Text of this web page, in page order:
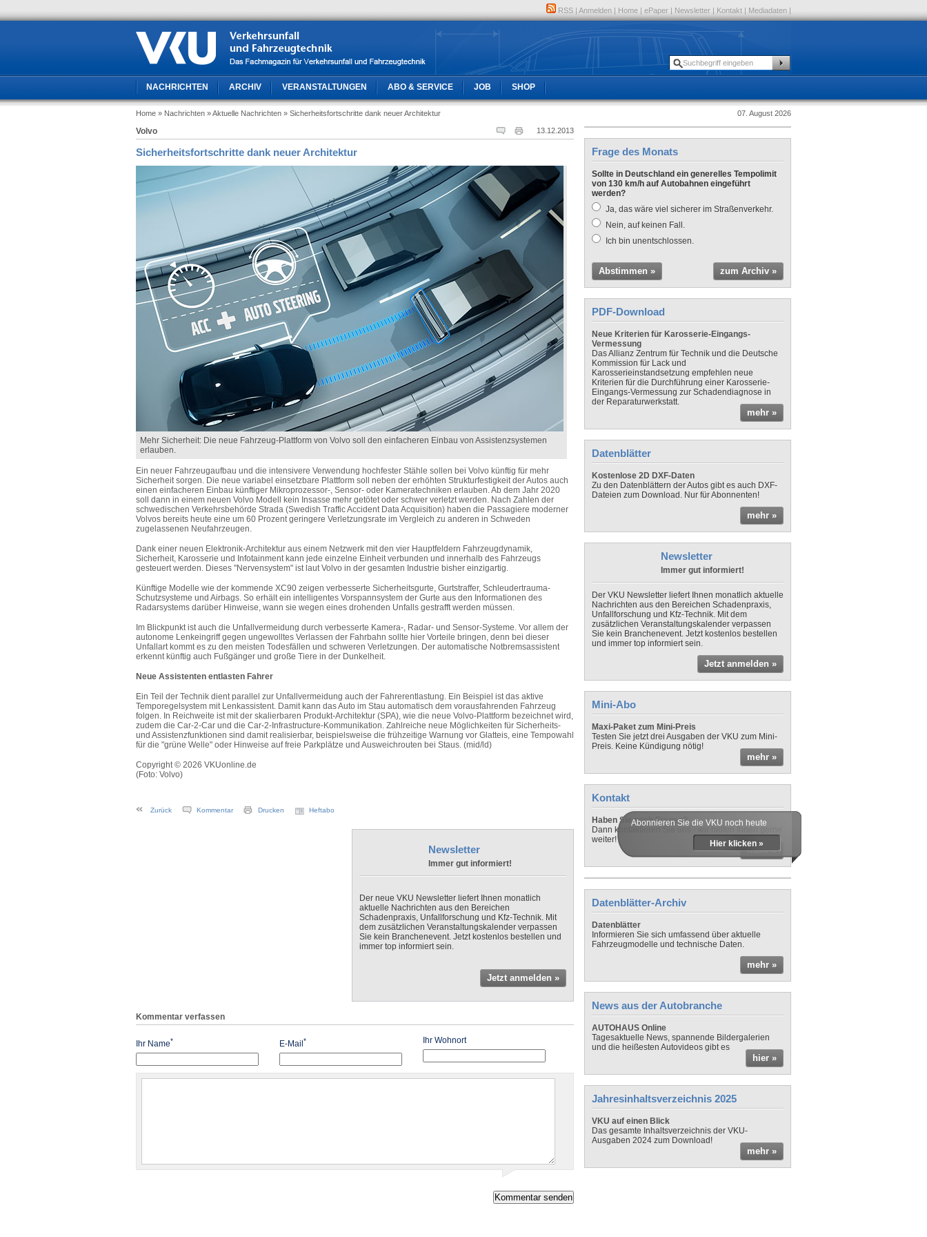
RSS | Anmelden | Home | ePaper | Newsletter | Kontakt | Mediadaten |
NACHRICHTEN ARCHIV VERANSTALTUNGEN ABO & SERVICE JOB SHOP
Home » Nachrichten » Aktuelle Nachrichten » Sicherheitsfortschritte dank neuer Architektur 07. August 2026
13.12.2013
Volvo
Sicherheitsfortschritte dank neuer Architektur
Mehr Sicherheit: Die neue Fahrzeug-Plattform von Volvo soll den einfacheren Einbau von Assistenzsystemen
erlauben.
Ein neuer Fahrzeugaufbau und die intensivere Verwendung hochfester Stähle sollen bei Volvo künftig für mehr
Sicherheit sorgen. Die neue variabel einsetzbare Plattform soll neben der erhöhten Strukturfestigkeit der Autos auch
einen einfacheren Einbau künftiger Mikroprozessor-, Sensor- oder Kameratechniken erlauben. Ab dem Jahr 2020
soll dann in einem neuen Volvo Modell kein Insasse mehr getötet oder schwer verletzt werden. Nach Zahlen der
schwedischen Verkehrsbehörde Strada (Swedish Traffic Accident Data Acquisition) haben die Passagiere moderner
Volvos bereits heute eine um 60 Prozent geringere Verletzungsrate im Vergleich zu anderen in Schweden
zugelassenen Neufahrzeugen.
Dank einer neuen Elektronik-Architektur aus einem Netzwerk mit den vier Hauptfeldern Fahrzeugdynamik,
Sicherheit, Karosserie und Infotainment kann jede einzelne Einheit verbunden und innerhalb des Fahrzeugs
gesteuert werden. Dieses "Nervensystem" ist laut Volvo in der gesamten Industrie bisher einzigartig.
Künftige Modelle wie der kommende XC90 zeigen verbesserte Sicherheitsgurte, Gurtstraffer, Schleudertrauma-
Schutzsysteme und Airbags. So erhält ein intelligentes Vorspannsystem der Gurte aus den Informationen des
Radarsystems darüber Hinweise, wann sie wegen eines drohenden Unfalls gestrafft werden müssen.
Im Blickpunkt ist auch die Unfallvermeidung durch verbesserte Kamera-, Radar- und Sensor-Systeme. Vor allem der
autonome Lenkeingriff gegen ungewolltes Verlassen der Fahrbahn sollte hier Vorteile bringen, denn bei dieser
Unfallart kommt es zu den meisten Todesfällen und schweren Verletzungen. Der automatische Notbremsassistent
erkennt künftig auch Fußgänger und große Tiere in der Dunkelheit.
Neue Assistenten entlasten Fahrer
Ein Teil der Technik dient parallel zur Unfallvermeidung auch der Fahrerentlastung. Ein Beispiel ist das aktive
Temporegelsystem mit Lenkassistent. Damit kann das Auto im Stau automatisch dem vorausfahrenden Fahrzeug
folgen. In Reichweite ist mit der skalierbaren Produkt-Architektur (SPA), wie die neue Volvo-Plattform bezeichnet wird,
zudem die Car-2-Car und die Car-2-Infrastructure-Kommunikation. Zahlreiche neue Möglichkeiten für Sicherheits-
und Assistenzfunktionen sind damit realisierbar, beispielsweise die frühzeitige Warnung vor Glatteis, eine Tempowahl
für die "grüne Welle" oder Hinweise auf freie Parkplätze und Ausweichrouten bei Staus. (mid/ld)
Copyright © 2026 VKUonline.de
(Foto: Volvo)
Zurück Kommentar Drucken Heftabo
Newsletter
Immer gut informiert!
Der neue VKU Newsletter liefert Ihnen monatlich
aktuelle Nachrichten aus den Bereichen
Schadenpraxis, Unfallforschung und Kfz-Technik. Mit
dem zusätzlichen Veranstaltungskalender verpassen
Sie kein Branchenevent. Jetzt kostenlos bestellen und
immer top informiert sein.
Jetzt anmelden »
Kommentar verfassen
Ihr Name* E-Mail * Ihr Wohnort
Frage des Monats
Sollte in Deutschland ein generelles Tempolimit
von 130 km/h auf Autobahnen eingeführt
werden?
Ja, das wäre viel sicherer im Straßenverkehr.
Nein, auf keinen Fall.
Ich bin unentschlossen.
Abstimmen » zum Archiv »
PDF-Download
Neue Kriterien für Karosserie-Eingangs-
Vermessung
Das Allianz Zentrum für Technik und die Deutsche
Kommission für Lack und
Karosserieinstandsetzung empfehlen neue
Kriterien für die Durchführung einer Karosserie-
Eingangs-Vermessung zur Schadendiagnose in
der Reparaturwerkstatt.
mehr »
Datenblätter
Kostenlose 2D DXF-Daten
Zu den Datenblättern der Autos gibt es auch DXF-
Dateien zum Download. Nur für Abonnenten!
mehr »
Newsletter
Immer gut informiert!
Der VKU Newsletter liefert Ihnen monatlich aktuelle
Nachrichten aus den Bereichen Schadenpraxis,
Unfallforschung und Kfz-Technik. Mit dem
zusätzlichen Veranstaltungskalender verpassen
Sie kein Branchenevent. Jetzt kostenlos bestellen
und immer top informiert sein.
Jetzt anmelden »
Mini-Abo
Maxi-Paket zum Mini-Preis
Testen Sie jetzt drei Ausgaben der VKU zum Mini-
Preis. Keine Kündigung nötig!
mehr »
Kontakt
Haben Sie noch Fragen?
Dann kontaktieren Sie uns - wir helfen Ihnen gerne
weiter!
mehr »
Abonnieren Sie die VKU noch heute
Hier klicken »
Datenblätter-Archiv
Datenblätter
Informieren Sie sich umfassend über aktuelle
Fahrzeugmodelle und technische Daten.
mehr »
News aus der Autobranche
AUTOHAUS Online
Tagesaktuelle News, spannende Bildergalerien
und die heißesten Autovideos gibt es
hier »
Jahresinhaltsverzeichnis 2025
VKU auf einen Blick
Das gesamte Inhaltsverzeichnis der VKU-
Ausgaben 2024 zum Download!
mehr »